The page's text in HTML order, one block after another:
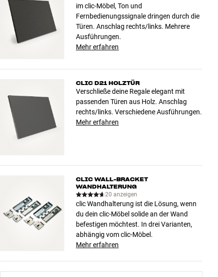
im clic-Möbel, Ton und
Fernbedienungssignale dringen durch die
Türen. Anschlag rechts/links. Mehrere
Ausführungen.
Mehr erfahren
CLIC D21 HOLZTÜR
Verschließe deine Regale elegant mit
passenden Türen aus Holz. Anschlag
rechts/links. Verschiedene Ausführungen.
Mehr erfahren
CLIC WALL-BRACKET
WANDHALTERUNG
20 anzeigen
clic Wandhalterung ist die Lösung, wenn
du dein clic-Möbel solide an der Wand
befestigen möchtest. In drei Varianten,
abhängig vom clic-Möbel.
Mehr erfahren